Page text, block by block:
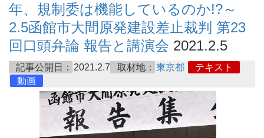
年、規制委は機能しているのか!?～
2.5函館市大間原発建設差止裁判 第23
回口頭弁論 報告と講演会 2021.2.5
記事公開日： 2021.2.7 取材地： 東京都
テキスト
動画